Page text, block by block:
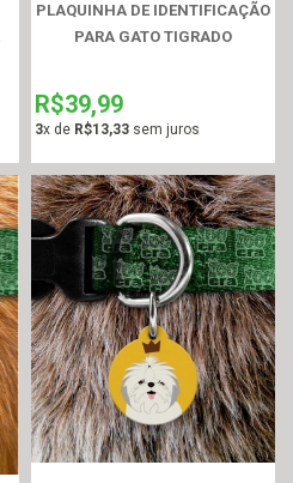
PLAQUINHA DE IDENTIFICAÇÃO
PARA GATO TIGRADO
R$39,99
3x de R$13,33 sem juros